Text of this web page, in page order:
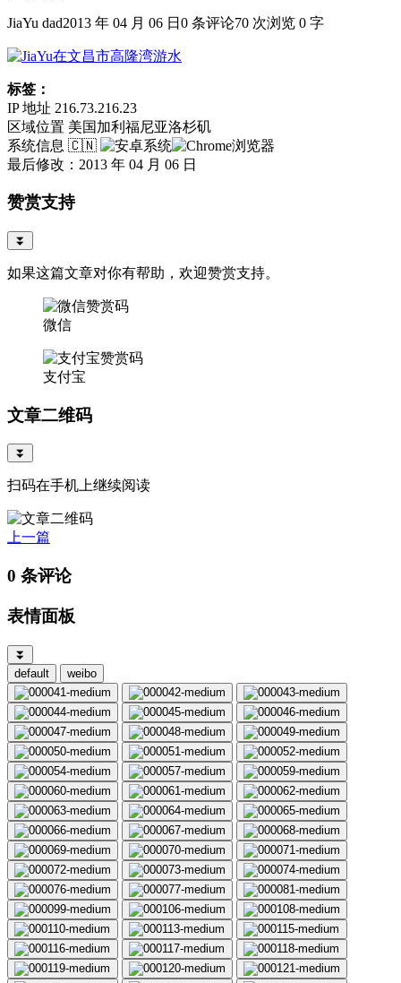
JiaYu dad2013 年 04 月 06 日 0 条评论70 次浏览 0 字
标签：
IP 地址 216.73.216.23
区域位置 美国加利福尼亚洛杉矶
系统信息 🇨🇳
最后修改：2013 年 04 月 06 日
赞赏支持
⏬
如果这篇文章对你有帮助，欢迎赞赏支持。
微信
支付宝
文章二维码
⏬
扫码在手机上继续阅读
上一篇
0 条评论
表情面板
⏬
default
weibo